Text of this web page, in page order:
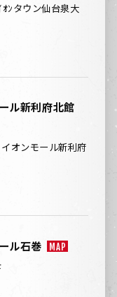
ﾝタウン仙台泉大
ル新利府北館
オンモール新利府
ル石巻 MAP